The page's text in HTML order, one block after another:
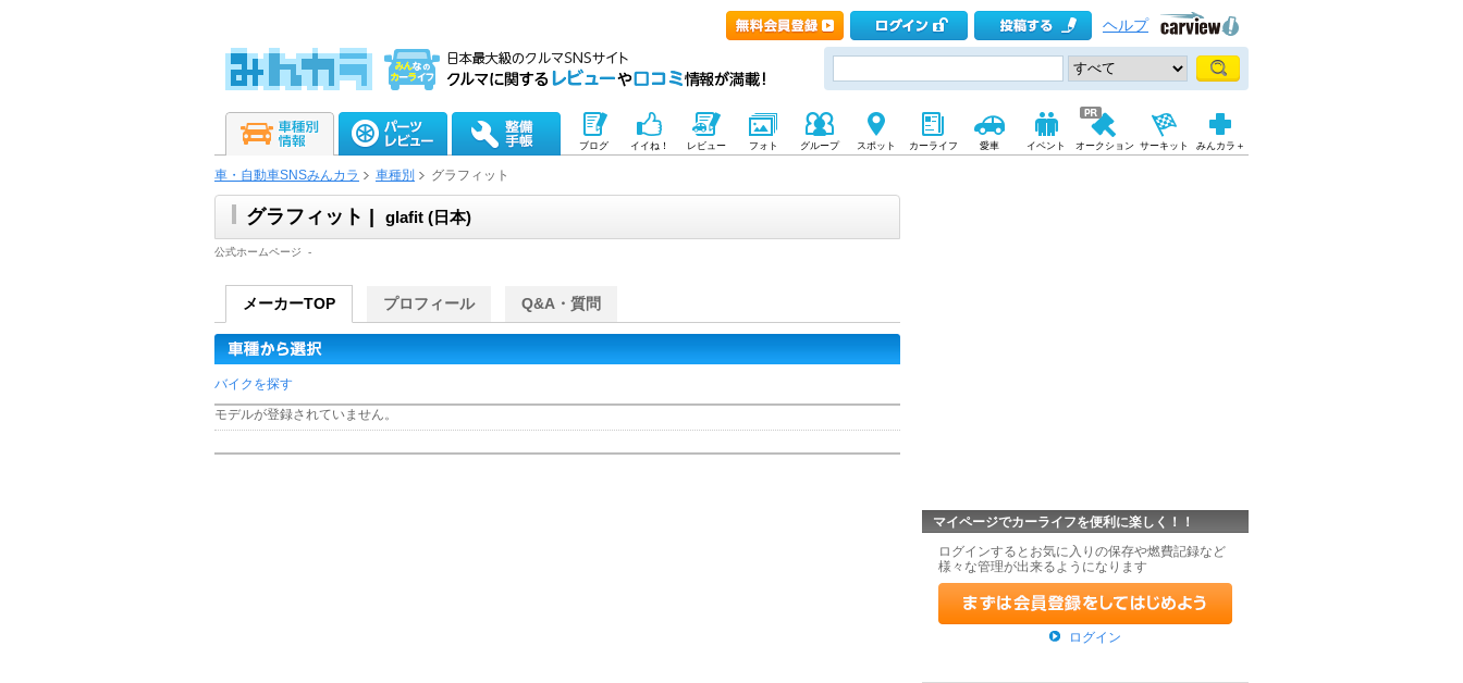
ヘルプ
ブログ イイね！ レビュー フォト グループ スポット カーライフ 愛車 イベント オークション サーキット みんカラ＋
車・自動車SNSみんカラ 車種別 グラフィット
グラフィット | glafit (日本)
公式ホームページ -
メーカーTOP プロフィール Q&A・質問
バイクを探す
モデルが登録されていません。
マイページでカーライフを便利に楽しく！！
ログインするとお気に入りの保存や燃費記録など
様々な管理が出来るようになります
ログイン